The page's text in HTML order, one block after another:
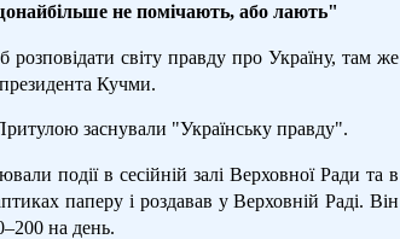
не помічають, або лають"
світу правду про Україну, там же
Кучми.
заснували "Українську правду".
події в сесійній залі Верховної Ради та в
паперу і роздавав у Верховній Раді. Він
на день.